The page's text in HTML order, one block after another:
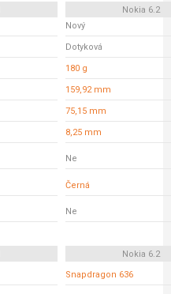
Nokia 6.2
Nový
Dotyková
180 g
159,92 mm
75,15 mm
8,25 mm
Ne
Černá
Ne
Nokia 6.2
Snapdragon 636